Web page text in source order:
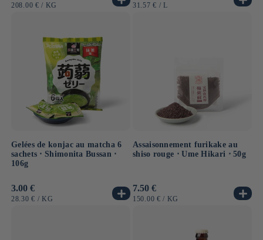
habituel
PRIX
208.00 € / PAR
KG
habituel
PRIX
31.57 € / PAR
L
Gelées de konjac au matcha 6
sachets ⋅ Shimonita Bussan ⋅
106g
Prix
habituel
3.00 €
PRIX
28.30 € / PAR
KG
Assaisonnement furikake au
shiso rouge ⋅ Ume Hikari ⋅ 50g
Prix
habituel
7.50 €
PRIX
150.00 € / PAR
KG